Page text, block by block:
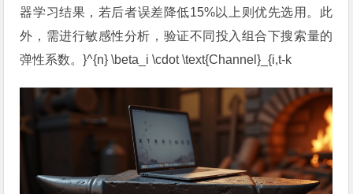
器学习结果，若后者误差降低15%以上则优先选用。此
外，需进行敏感性分析，验证不同投入组合下搜索量的
弹性系数。}^{n} \beta_i \cdot \text{Channel}_{i,t-k